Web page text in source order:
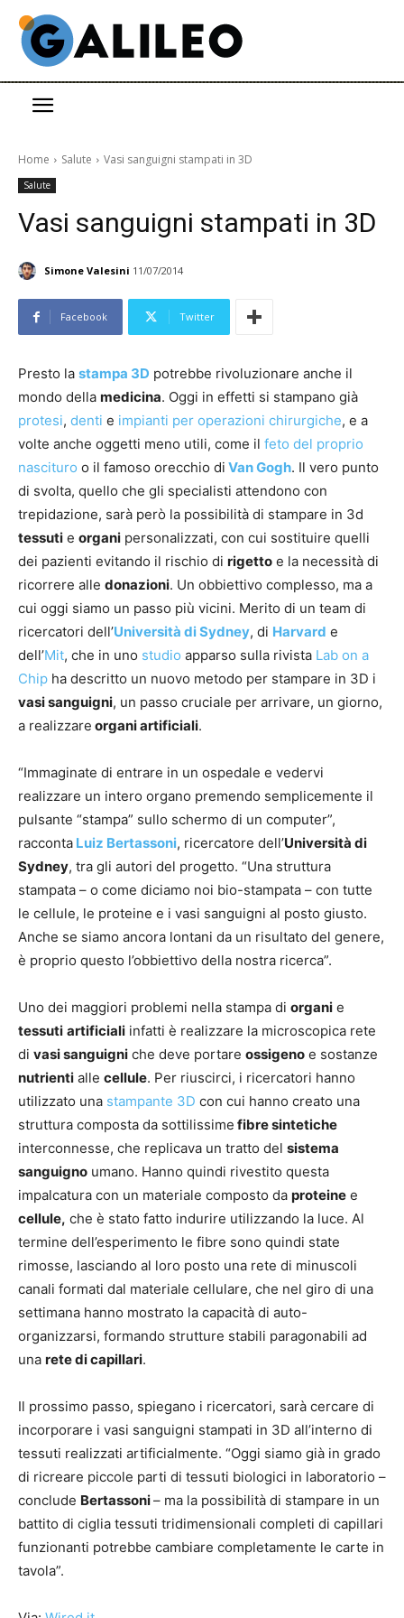
Home Salute Vasi sanguigni stampati in 3D
Salute
Vasi sanguigni stampati in 3D
Simone Valesini 11/07/2014
Facebook Twitter
Presto la stampa 3D potrebbe rivoluzionare anche il
mondo della medicina. Oggi in effetti si stampano già
protesi, denti e impianti per operazioni chirurgiche, e a
volte anche oggetti meno utili, come il feto del proprio
nascituro o il famoso orecchio di Van Gogh. Il vero punto
di svolta, quello che gli specialisti attendono con
trepidazione, sarà però la possibilità di stampare in 3d
tessuti e organi personalizzati, con cui sostituire quelli
dei pazienti evitando il rischio di rigetto e la necessità di
ricorrere alle donazioni. Un obbiettivo complesso, ma a
cui oggi siamo un passo più vicini. Merito di un team di
ricercatori dell’Università di Sydney, di Harvard e
dell’Mit, che in uno studio apparso sulla rivista Lab on a
Chip ha descritto un nuovo metodo per stampare in 3D i
vasi sanguigni, un passo cruciale per arrivare, un giorno,
a realizzare organi artificiali.
“Immaginate di entrare in un ospedale e vedervi
realizzare un intero organo premendo semplicemente il
pulsante “stampa” sullo schermo di un computer”,
racconta Luiz Bertassoni, ricercatore dell’Università di
Sydney, tra gli autori del progetto. “Una struttura
stampata – o come diciamo noi bio-stampata – con tutte
le cellule, le proteine e i vasi sanguigni al posto giusto.
Anche se siamo ancora lontani da un risultato del genere,
è proprio questo l’obbiettivo della nostra ricerca”.
Uno dei maggiori problemi nella stampa di organi e
tessuti artificiali infatti è realizzare la microscopica rete
di vasi sanguigni che deve portare ossigeno e sostanze
nutrienti alle cellule. Per riuscirci, i ricercatori hanno
utilizzato una stampante 3D con cui hanno creato una
struttura composta da sottilissime fibre sintetiche
interconnesse, che replicava un tratto del sistema
sanguigno umano. Hanno quindi rivestito questa
impalcatura con un materiale composto da proteine e
cellule, che è stato fatto indurire utilizzando la luce. Al
termine dell’esperimento le fibre sono quindi state
rimosse, lasciando al loro posto una rete di minuscoli
canali formati dal materiale cellulare, che nel giro di una
settimana hanno mostrato la capacità di auto-
organizzarsi, formando strutture stabili paragonabili ad
una rete di capillari.
Il prossimo passo, spiegano i ricercatori, sarà cercare di
incorporare i vasi sanguigni stampati in 3D all’interno di
tessuti realizzati artificialmente. “Oggi siamo già in grado
di ricreare piccole parti di tessuti biologici in laboratorio –
conclude Bertassoni– ma la possibilità di stampare in un
battito di ciglia tessuti tridimensionali completi di capillari
funzionanti potrebbe cambiare completamente le carte in
tavola”.